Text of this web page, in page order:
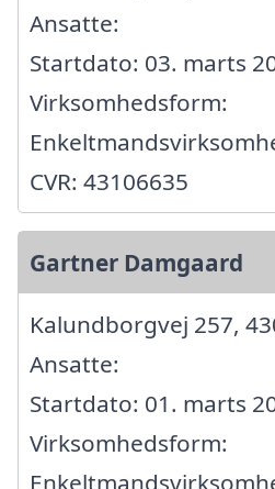
Ansatte:
Startdato: 03. marts
Virksomhedsform:
CVR: 43106635
Gartner Damgaard
Kalundborgvej 257,
Ansatte:
Startdato: 01. marts
Virksomhedsform: